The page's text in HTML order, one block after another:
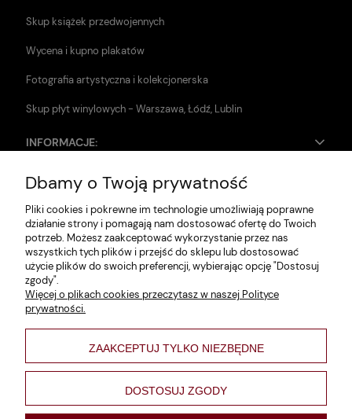
Skup książek przedwojennych
Wycena i kupno plakatów
Fotografia artystyczna i kolekcjonerska
Skup płyt winylowych - Warszawa, Łódź, Lublin
INFORMACJE:
Zwroty i reklamacje
Dane firmy
Jak szukać?
Polityka prywatności
Regulamin
Poltyka cookies
varsaviana
Dbamy o Twoją prywatność
Pliki cookies i pokrewne im technologie umożliwiają poprawne
działanie strony i pomagają nam dostosować ofertę do Twoich
potrzeb. Możesz zaakceptować wykorzystanie przez nas
wszystkich tych plików i przejść do sklepu lub dostosować
użycie plików do swoich preferencji, wybierając opcję "Dostosuj
zgody".
Więcej o plikach cookies przeczytasz w naszej Polityce
prywatności.
ZAAKCEPTUJ TYLKO NIEZBĘDNE
DOSTOSUJ ZGODY